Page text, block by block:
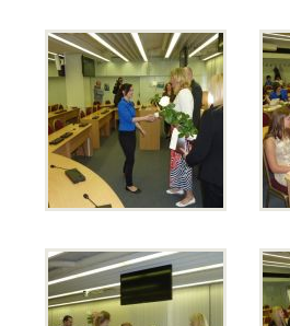
1. ročník 2026/2027
Maturitní zkoušky
Zájmové aktivity
FotoKlub
Klub mladých diváků
Školní knihovna
Spolek Herold
Turistický kroužek